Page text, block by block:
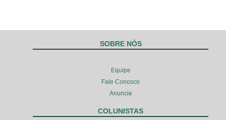
SOBRE NÓS
Equipe
Fale Conosco
Anuncie
COLUNISTAS